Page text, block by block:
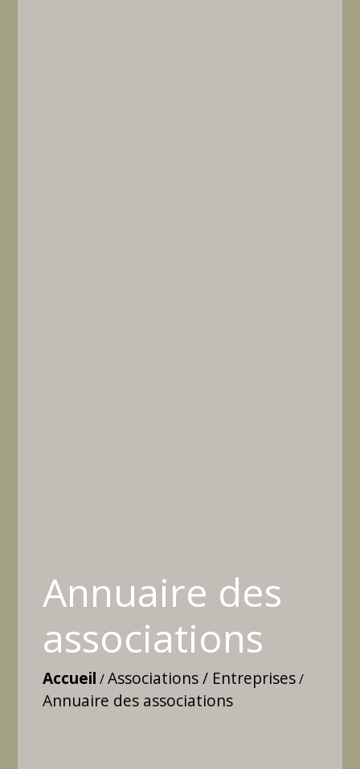
Annuaire des
associations
Accueil /Associations / Entreprises/
Annuaire des associations